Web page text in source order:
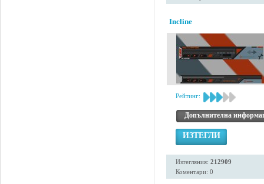
Incline
Рейтинг:
Допълнителна
ИЗТЕГЛИ
Изтегляния: 212909
Коментари: 0